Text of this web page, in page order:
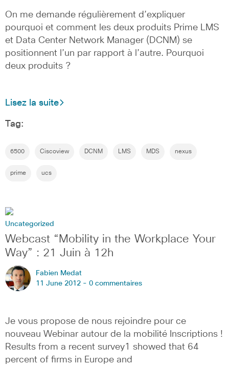
On me demande régulièrement d’expliquer
pourquoi et comment les deux produits Prime LMS
et Data Center Network Manager (DCNM) se
positionnent l’un par rapport à l’autre. Pourquoi
deux produits ?
Lisez la suite
Tag:
6500 Ciscoview DCNM LMS MDS nexus
prime ucs
Uncategorized
Webcast “Mobility in the Workplace Your
Way” : 21 Juin à 12h
Fabien Medat
11 June 2012 - 0 commentaires
Je vous propose de nous rejoindre pour ce
nouveau Webinar autour de la mobilité Inscriptions !
Results from a recent survey1 showed that 64
percent of firms in Europe and